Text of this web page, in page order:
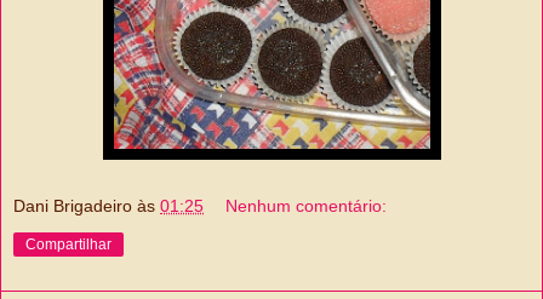
Dani Brigadeiro às 01:25 Nenhum comentário:
Compartilhar